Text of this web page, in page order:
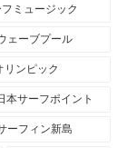
ミュージック
ェーブプール
リンピック
本サーフポイント
ーフィン新島